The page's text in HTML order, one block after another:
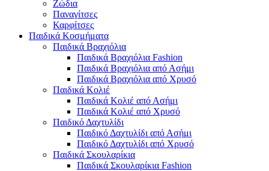
Ζώδια
Παναγίτσες
Καρφίτσες
Παιδικά Κοσμήματα
Παιδικά Βραχιόλια
Παιδικά Βραχιόλια Fashion
Παιδικά Βραχιόλια από Ασήμι
Παιδικά Βραχιόλια από Χρυσό
Παιδικά Κολιέ
Παιδικά Κολιέ από Ασήμι
Παιδικά Κολιέ από Χρυσό
Παιδικό Δαχτυλίδι
Παιδικό Δαχτυλίδι από Ασήμι
Παιδικό Δαχτυλίδι από Χρυσό
Παιδικά Σκουλαρίκια
Παιδικά Σκουλαρίκια Fashion